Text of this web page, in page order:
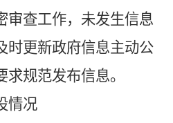
审查工作， 未发生信息
时更新政府信息主动公
规范发布信息。
情况